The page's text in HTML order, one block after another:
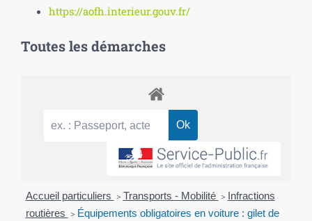
https://aofh.interieur.gouv.fr/
Toutes les démarches
Accueil particuliers > Transports - Mobilité > Infractions
routières > Équipements obligatoires en voiture : gilet de